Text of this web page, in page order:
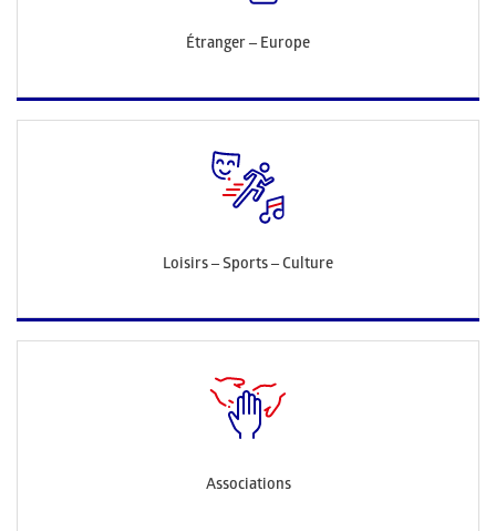
Étranger – Europe
Loisirs – Sports – Culture
Associations